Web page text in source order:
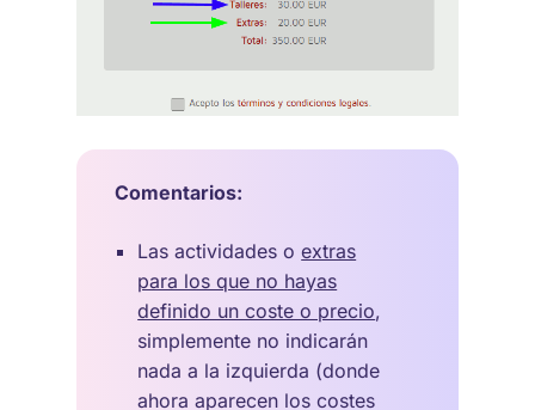
Comentarios:
Las actividades oextras
para los que no hayas
definido un coste o precio,
simplemente no indicarán
nada a la izquierda (donde
ahora aparecen los costes